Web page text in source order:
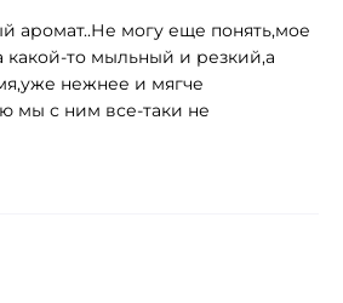
аромат..Не могу еще понять,мое
какой-то мыльный и резкий,а
нежнее и мягче
мы с ним все-таки не